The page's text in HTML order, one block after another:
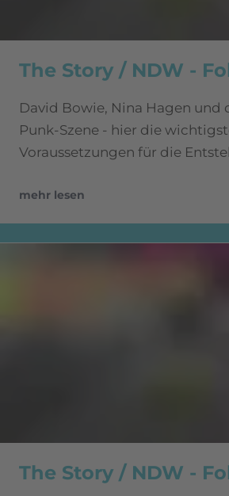
The Story / NDW -
David Bowie, Nina Hagen und
Punk-Szene - hier die
Voraussetzungen für die
mehr lesen
The Story / NDW -